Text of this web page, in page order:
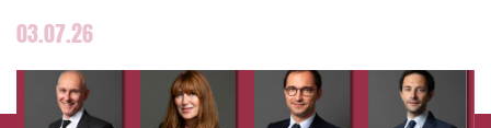
03.07.26